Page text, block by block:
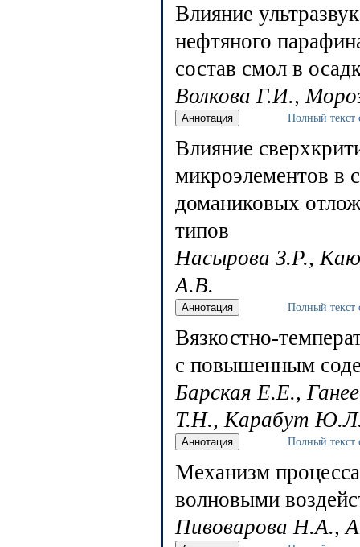
Влияние
нефтяного
состав смол в
Волкова Г.И.,
Полный текст
Влияние
микроэлементов в
доманиковых
типов
Насырова З.Р.,
А.В.
Полный текст
Вязкостно-
с повышенным
Барская Е.Е.,
Т.Н., Карабут
Полный текст
Механизм
волновыми
Пивоварова Н.А.,